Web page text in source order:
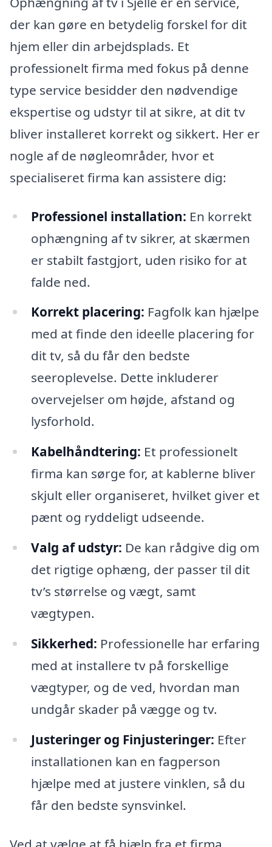
der kan gøre en betydelig forskel for dit
hjem eller din arbejdsplads. Et
professionelt firma med fokus på denne
type service besidder den nødvendige
ekspertise og udstyr til at sikre, at dit tv
bliver installeret korrekt og sikkert. Her er
nogle af de nøgleområder, hvor et
specialiseret firma kan assistere dig:
Professionel installation: En korrekt
ophængning af tv sikrer, at skærmen
er stabilt fastgjort, uden risiko for at
falde ned.
Korrekt placering: Fagfolk kan hjælpe
med at finde den ideelle placering for
dit tv, så du får den bedste
seeroplevelse. Dette inkluderer
overvejelser om højde, afstand og
lysforhold.
Kabelhåndtering: Et professionelt
firma kan sørge for, at kablerne bliver
skjult eller organiseret, hvilket giver et
pænt og ryddeligt udseende.
Valg af udstyr: De kan rådgive dig om
det rigtige ophæng, der passer til dit
tv’s størrelse og vægt, samt
vægtypen.
Sikkerhed: Professionelle har erfaring
med at installere tv på forskellige
vægtyper, og de ved, hvordan man
undgår skader på vægge og tv.
Justeringer og Finjusteringer: Efter
installationen kan en fagperson
hjælpe med at justere vinklen, så du
får den bedste synsvinkel.